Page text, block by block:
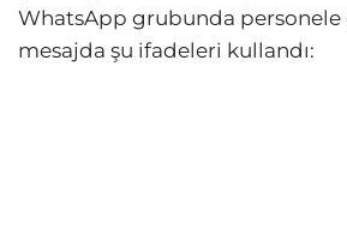
WhatsApp grubunda
mesajda şu ifadeleri kullandı: